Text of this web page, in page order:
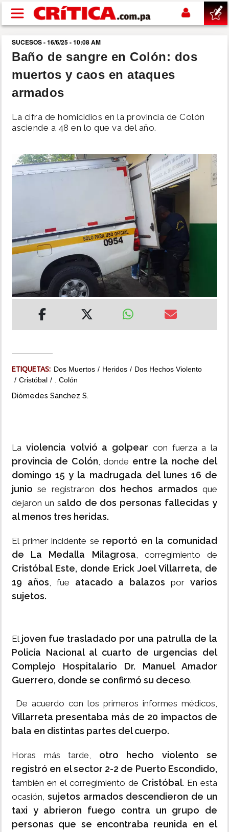
Pasar al contenido principal
buscar
SUCESOS
POLÍTICA
SHOW
INSÓLITAS
MULTIMEDIA
SUCESOS - 16/6/25 - 10:08 AM
Baño de sangre en Colón: dos
muertos y caos en ataques
armados
La cifra de homicidios en la provincia de Colón
asciende a 48 en lo que va del año.
ETIQUETAS: Dos Muertos Heridos
Dos Hechos Violento
Cristóbal
. Colón
Diómedes Sánchez S.
La violencia volvió a golpear con fuerza a la
provincia de Colón, donde entre la noche del
domingo 15 y la madrugada del lunes 16 de
junio se registraron dos hechos armados que
dejaron un saldo de dos personas fallecidas y
al menos tres heridas.
El primer incidente se reportó en la comunidad
de La Medalla Milagrosa, corregimiento de
Cristóbal Este, donde Erick Joel Villarreta, de
19 años, fue atacado a balazosporvarios
sujetos.
El joven fue trasladado por una patrulla de la
Policía Nacional al cuarto de urgencias del
Complejo Hospitalario Dr. Manuel Amador
Guerrero, donde se confirmó su deceso.
De acuerdo con los primeros informes médicos,
Villarreta presentaba más de 20 impactos de
bala en distintas partes del cuerpo.
Horas más tarde, otro hecho violento se
registró en el sector 2-2 de Puerto Escondido,
también en el corregimiento de Cristóbal. En esta
ocasión, sujetos armados descendieron de un
taxi y abrieron fuego contra un grupo de
personas que se encontraba reunida en el